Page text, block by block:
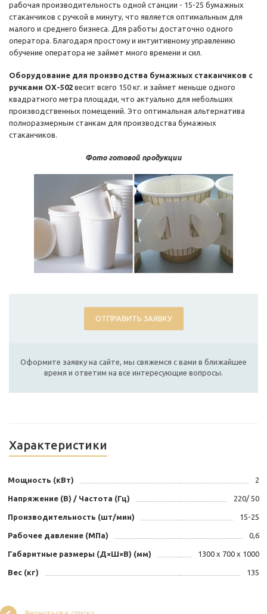
рабочая производительность одной станции - 15-25 бумажных
стаканчиков с ручкой в минуту, что является оптимальным для
малого и среднего бизнеса. Для работы достаточно одного
оператора. Благодаря простому и интуитивному управлению
обучение оператора не займет много времени и сил.
Оборудование для производства бумажных стаканчиков с
ручками OX-502 весит всего 150 кг. и займет меньше одного
квадратного метра площади, что актуально для небольших
производственных помещений. Это оптимальная альтернатива
полноразмерным станкам для производства бумажных
стаканчиков.
Фото готовой продукции
ОТПРАВИТЬ ЗАЯВКУ
Оформите заявку на сайте, мы свяжемся с вами в ближайшее
время и ответим на все интересующие вопросы.
Характеристики
Мощность (кВт) 2
Напряжение (В) / Частота (Гц) 220/ 50
Производительность (шт/мин) 15-25
Рабочее давление (МПа) 0,6
Габаритные размеры (Д×Ш×В) (мм) 1300 х 700 х 1000
Вес (кг) 135